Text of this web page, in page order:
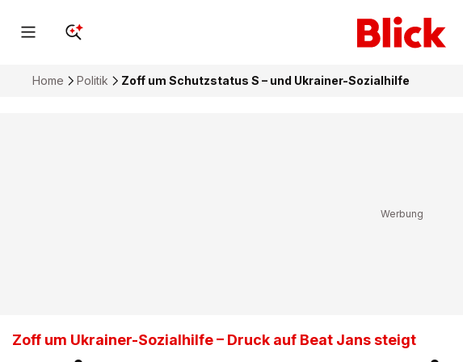
Home Politik Zoff um Schutzstatus S – und Ukrainer-Sozialhilfe
Zoff um Ukrainer-Sozialhilfe – Druck auf Beat Jans steigt